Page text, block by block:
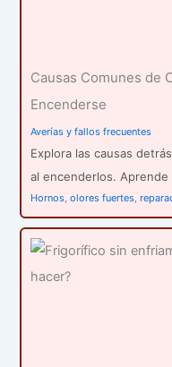
Causas Comunes de
Encenderse
Averías y fallos frecuentes
Explora las causas
al encenderlos.
Hornos ,olores fuertes ,